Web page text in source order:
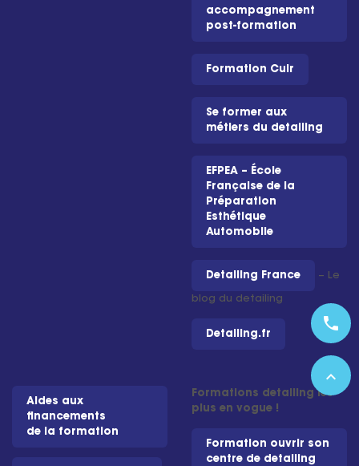
accompagnement
post-formation
Formation Cuir
Se former aux
métiers du detailing
EFPEA – École
Française de la
Préparation
Esthétique
Automobile
Detailing France – Le
blog du detailing
Detailing.fr
Aides aux
financements
de la formation
Formations detailing les
plus en vogue !
Formation ouvrir son
centre de detailing
phone
expand_less